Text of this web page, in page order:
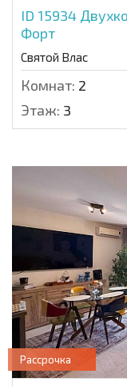
ID 15934
Форт
Святой Влас
Комнат: 2
Этаж: 3
Рассрочка